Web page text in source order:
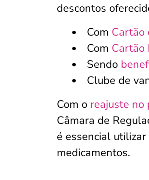
descontos
Com Cartão
Com Cartão
Sendo
Clube de
Com o reajuste no
Câmara de
é essencial
medicamentos.